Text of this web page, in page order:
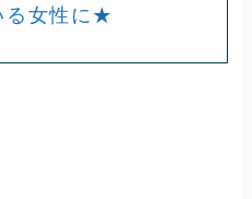
る女性に★